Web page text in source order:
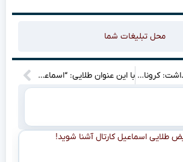
محل تبلیغات شما
معاون وزیر بهداشت: کرونا به بیماری‌های رایج دیگر شبیه شده / آمار مبتلایان به کرونا در کشور فقط ۳.۵ درصد عفونت‌های تنفسی را تشکیل می‌دهد! با این عنوان طلایی: “اسماعیل کارتال و تصمیم‌هایش: تعویضی که همه را شگفت‌زده کرد!” ببینید چه تغییراتی در انتظار شماست!